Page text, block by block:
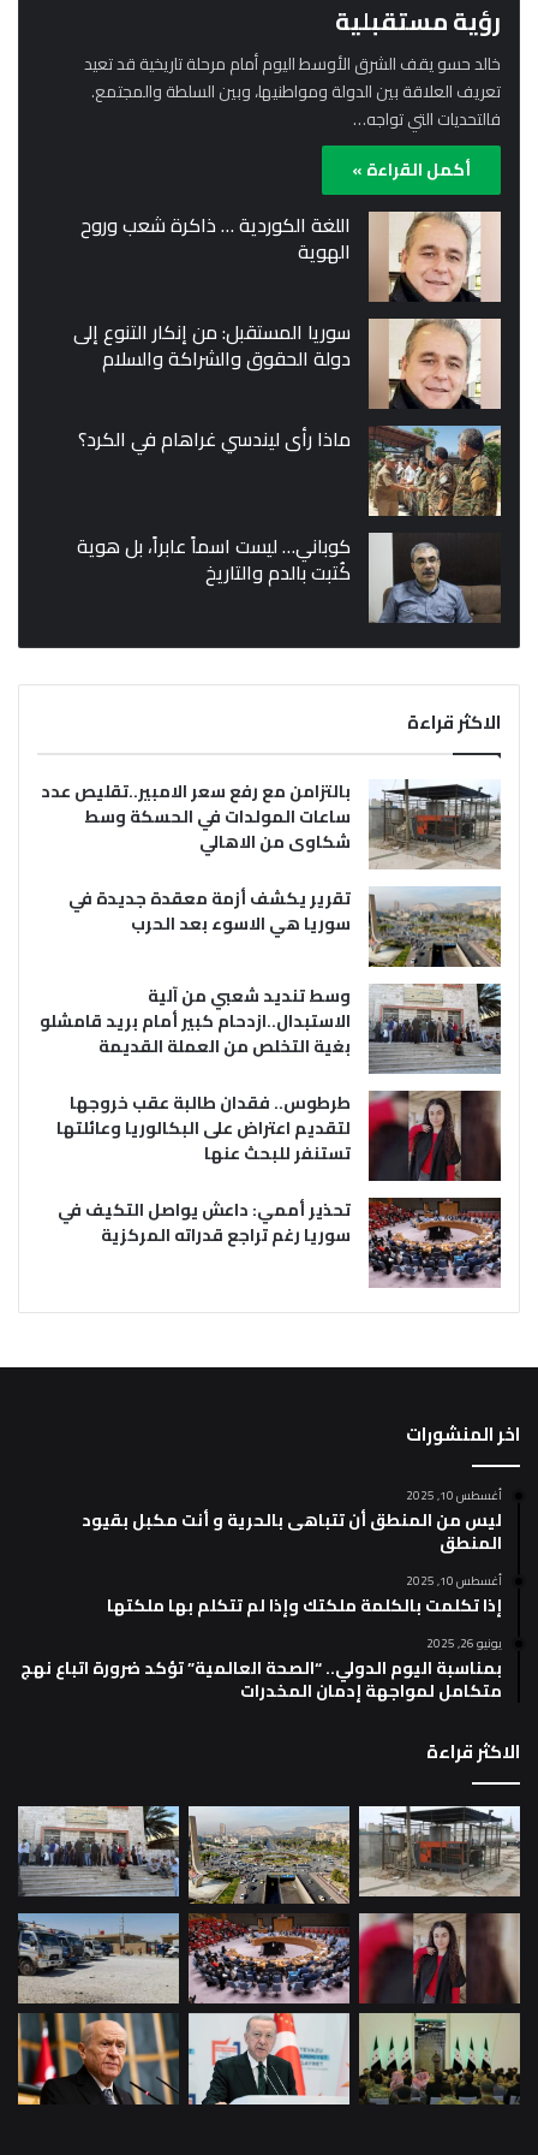
رؤية مستقبلية
خالد حسو يقف الشرق الأوسط اليوم أمام مرحلة تاريخية قد تعيد
تعريف العلاقة بين الدولة ومواطنيها، وبين السلطة والمجتمع.
فالتحديات التي تواجه…
أكمل القراءة »
اللغة الكوردية … ذاكرة شعب وروح
الهوية
سوريا المستقبل: من إنكار التنوع إلى
دولة الحقوق والشراكة والسلام
ماذا رأى ليندسي غراهام في الكرد؟
كوباني… ليست اسماً عابراً، بل هوية
كُتبت بالدم والتاريخ
الاكثر قراءة
بالتزامن مع رفع سعر الامبير..تقليص عدد
ساعات المولدات في الحسكة وسط
شكاوى من الاهالي
تقرير يكشف أزمة معقدة جديدة في
سوريا هي الاسوء بعد الحرب
وسط تنديد شعبي من آلية
الاستبدال..ازدحام كبير أمام بريد قامشلو
بغية التخلص من العملة القديمة
طرطوس.. فقدان طالبة عقب خروجها
لتقديم اعتراض على البكالوريا وعائلتها
تستنفر للبحث عنها
تحذير أممي: داعش يواصل التكيف في
سوريا رغم تراجع قدراته المركزية
اخر المنشورات
أغسطس 10, 2025
ليس من المنطق أن تتباهى بالحرية و أنت مكبل بقيود
المنطق
أغسطس 10, 2025
إذا تكلمت بالكلمة ملكتك وإذا لم تتكلم بها ملكتها
يونيو 26, 2025
بمناسبة اليوم الدولي.. “الصحة العالمية” تؤكد ضرورة اتباع نهج
متكامل لمواجهة إدمان المخدرات
الاكثر قراءة